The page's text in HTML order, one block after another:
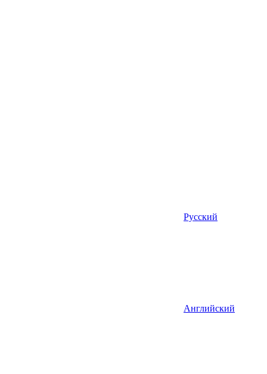
Русский
Английский